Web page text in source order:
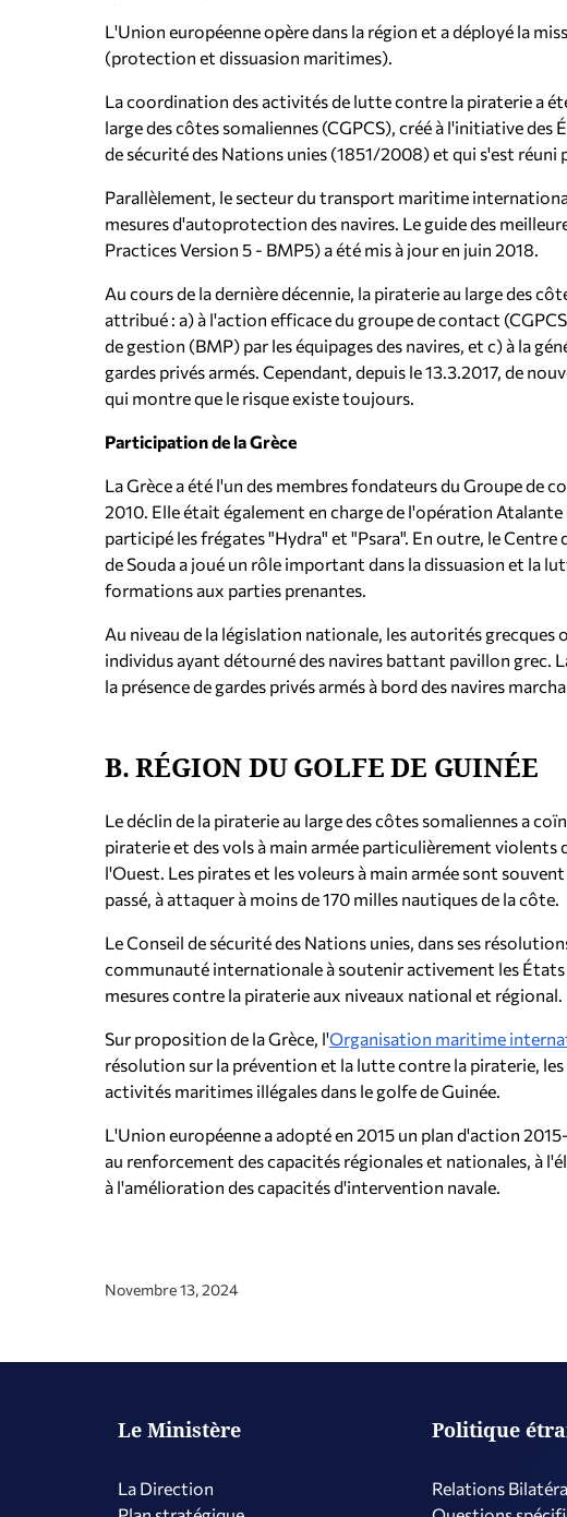
L'Union européenne opère dans la région et a déployé la
(protection et dissuasion maritimes).
La coordination des activités de lutte contre la piraterie a
large des côtes somaliennes (CGPCS), créé à l'initiative
de sécurité des Nations unies (1851/2008) et qui s'est réuni
Parallèlement, le secteur du transport maritime
mesures d'autoprotection des navires. Le guide des
Practices Version 5 - BMP5) a été mis à jour en juin 2018.
Au cours de la dernière décennie, la piraterie au large des
attribué : a) à l'action efficace du groupe de contact
de gestion (BMP) par les équipages des navires, et c) à la
gardes privés armés. Cependant, depuis le 13.3.2017, de
qui montre que le risque existe toujours.
Participation de la Grèce
La Grèce a été l'un des membres fondateurs du Groupe de
2010. Elle était également en charge de l'opération
participé les frégates "Hydra" et "Psara". En outre, le
de Souda a joué un rôle important dans la dissuasion et la
formations aux parties prenantes.
Au niveau de la législation nationale, les autorités grecques
individus ayant détourné des navires battant pavillon grec.
la présence de gardes privés armés à bord des navires
B. RÉGION DU GOLFE DE GUINÉE
Le déclin de la piraterie au large des côtes somaliennes a
piraterie et des vols à main armée particulièrement violents
l'Ouest. Les pirates et les voleurs à main armée sont
passé, à attaquer à moins de 170 milles nautiques de la côte.
Le Conseil de sécurité des Nations unies, dans ses
communauté internationale à soutenir activement les
mesures contre la piraterie aux niveaux national et régional.
Sur proposition de la Grèce, l'Organisation maritime
résolution sur la prévention et la lutte contre la piraterie, les
activités maritimes illégales dans le golfe de Guinée.
L'Union européenne a adopté en 2015 un plan d'action
au renforcement des capacités régionales et nationales, à
à l'amélioration des capacités d'intervention navale.
Novembre 13, 2024
Le Ministère
La Direction
Politique
Relations